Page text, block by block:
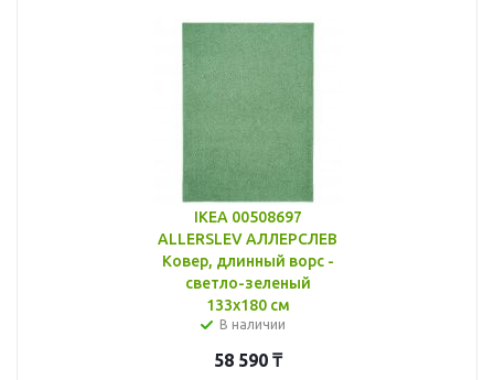
IKEA 00508697
ALLERSLEV АЛЛЕРСЛЕВ
Ковер, длинный ворс -
светло-зеленый
133x180 см
В наличии
58 590₸